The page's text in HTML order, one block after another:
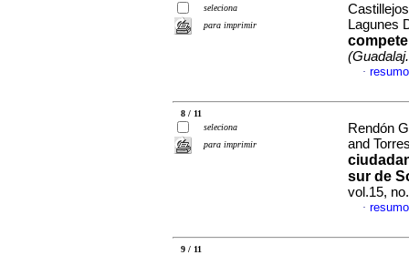
seleciona
para imprimir
Lagunes
·
8 / 11
seleciona
para imprimir
Rendón
and
sur de
vol.15,
·
9 / 11